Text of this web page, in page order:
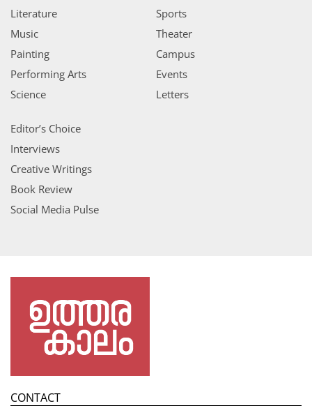
Literature
Music
Painting
Performing Arts
Science
Sports
Theater
Campus
Events
Letters
Editor’s Choice
Interviews
Creative Writings
Book Review
Social Media Pulse
CONTACT